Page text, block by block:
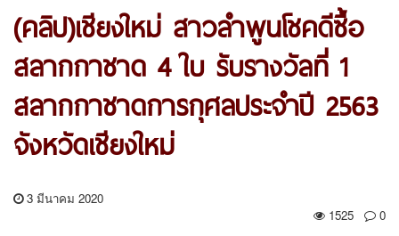
(คลิป)เชียงใหม่ สาวลำพูนโชคดีซื้อ
สลากกาชาด 4 ใบ รับรางวัลที่ 1
สลากกาชาดการกุศลประจำปี 2563
จังหวัดเชียงใหม่
3 มีนาคม 2020
1525
0